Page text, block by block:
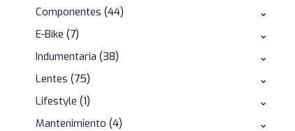
Componentes ⌄
4444
E-Bike ⌄
77
Indumentaria ⌄
3838
Lentes ⌄
7575
Lifestyle ⌄
11
Mantenimiento ⌄
44